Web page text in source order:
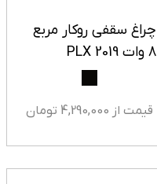
چراغ سقفی روکار مربع
8 وات PLX 2019
قیمت از 4,290,000 تومان